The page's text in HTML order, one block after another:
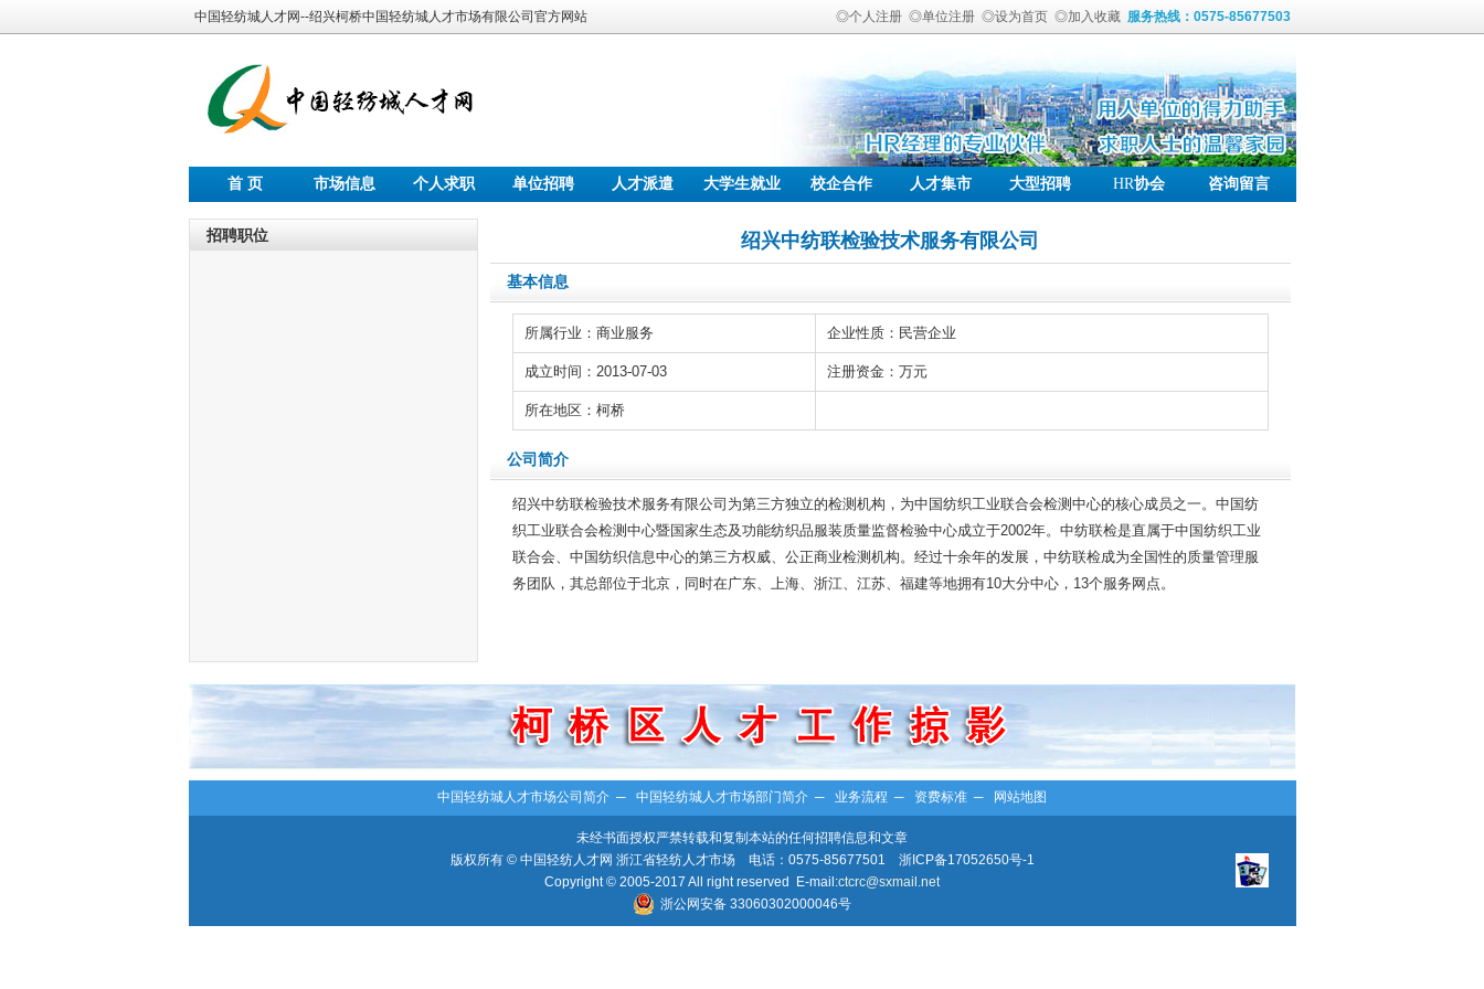
中国轻纺城人才网--绍兴柯桥中国轻纺城人才市场有限公司官方网站 ◎个人注册 ◎单位注册 ◎设为首页 ◎加入收藏 服务热线：0575-85677503
首 页 市场信息 个人求职 单位招聘 人才派遣 大学生就业 校企合作 人才集市 大型招聘 HR协会 咨询留言
招聘职位 绍兴中纺联检验技术服务有限公司
基本信息
所属行业：商业服务 企业性质：民营企业
成立时间：2013-07-03 注册资金：万元
所在地区：柯桥
公司简介
绍兴中纺联检验技术服务有限公司为第三方独立的检测机构，为中国纺织工业联合会检测中心的核心成员之一。中国纺
织工业联合会检测中心暨国家生态及功能纺织品服装质量监督检验中心成立于2002年。中纺联检是直属于中国纺织工业
联合会、中国纺织信息中心的第三方权威、公正商业检测机构。经过十余年的发展，中纺联检成为全国性的质量管理服
务团队，其总部位于北京，同时在广东、上海、浙江、江苏、福建等地拥有10大分中心，13个服务网点。
中国轻纺城人才市场公司简介 ─ 中国轻纺城人才市场部门简介 ─ 业务流程 ─ 资费标准 ─ 网站地图
未经书面授权严禁转载和复制本站的任何招聘信息和文章
版权所有 © 中国轻纺人才网 浙江省轻纺人才市场 电话：0575-85677501 浙ICP备17052650号-1
Copyright © 2005-2017 All right reserved E-mail:ctcrc@sxmail.net
浙公网安备 33060302000046号